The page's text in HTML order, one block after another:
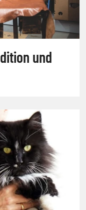
und